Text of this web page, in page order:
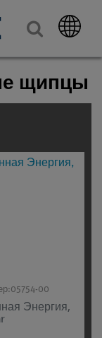
щипцы
05754-00
Энергия,